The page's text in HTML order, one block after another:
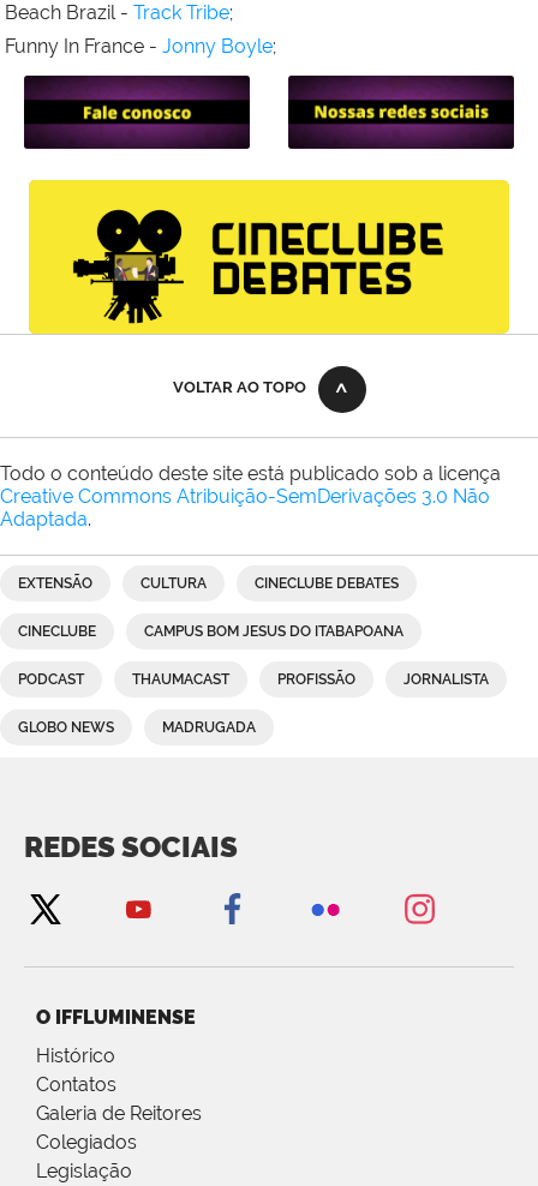
Beach Brazil - Track Tribe;
Funny In France - Jonny Boyle;
VOLTAR AO TOPO
Todo o conteúdo deste site está publicado sob a licença
Creative Commons Atribuição-SemDerivações 3.0 Não
Adaptada.
EXTENSÃO CULTURA CINECLUBE DEBATES
CINECLUBE CAMPUS BOM JESUS DO ITABAPOANA
PODCAST THAUMACAST PROFISSÃO JORNALISTA
GLOBO NEWS MADRUGADA
REDES SOCIAIS
O IFFLUMINENSE
Histórico
Contatos
Galeria de Reitores
Colegiados
Legislação